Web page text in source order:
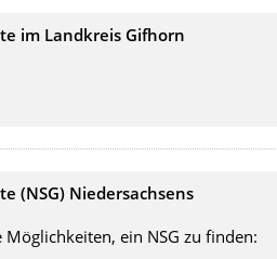
im Landkreis Gifhorn
(NSG) Niedersachsens
Möglichkeiten, ein NSG zu finden: